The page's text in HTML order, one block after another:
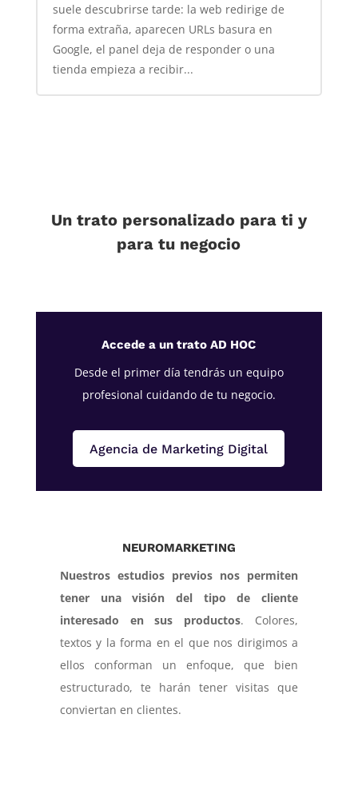
suele descubrirse tarde: la web redirige de
forma extraña, aparecen URLs basura en
Google, el panel deja de responder o una
tienda empieza a recibir...
Un trato personalizado para ti y
para tu negocio
Accede a un trato AD HOC
Desde el primer día tendrás un equipo
profesional cuidando de tu negocio.
Agencia de Marketing Digital
NEUROMARKETING
Nuestros estudios previos nos permiten
tener una visión del tipo de cliente
interesado en sus productos. Colores,
textos y la forma en el que nos dirigimos a
ellos conforman un enfoque, que bien
estructurado, te harán tener visitas que
conviertan en clientes.